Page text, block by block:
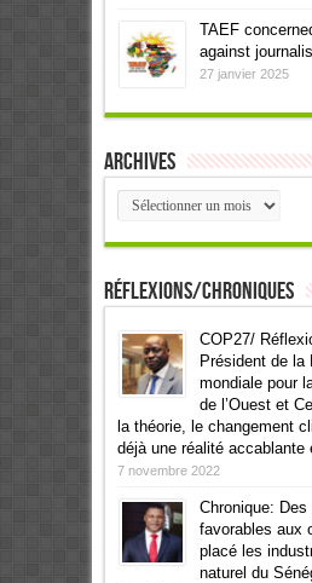
TAEF
against
27 janvier 2025
Archives
Archives
Réflexions/Chroniques
COP27/
Président de la
mondiale pour
de l’Ouest et
la théorie, le changement
déjà une réalité accablante
7 novembre 2022
Chronique: Des
favorables aux
placé les
naturel du